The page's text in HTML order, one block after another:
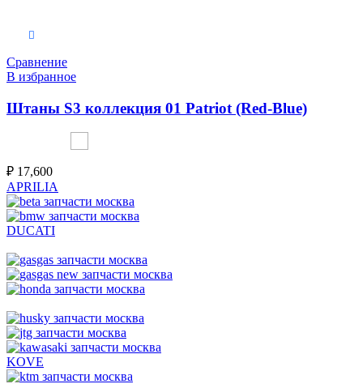
Сравнение
В избранное
Штаны S3 коллекция 01 Patriot (Red-Blue)
₽ 17,600
APRILIA
DUCATI
KOVE